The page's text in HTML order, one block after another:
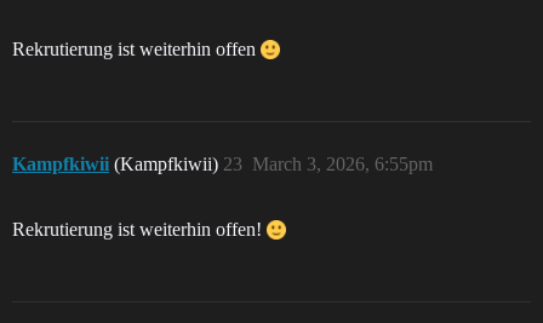
Rekrutierung ist weiterhin offen
Kampfkiwii (Kampfkiwii) March 3, 2026, 6:55pm
23
Rekrutierung ist weiterhin offen!